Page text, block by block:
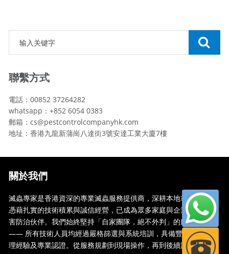
聯繫方式
電話：00852 37264282
whatsapp：+852 6054 0383
郵箱：cs@pestcontrolcompanyhk.com
地址：香港九龍新蒲崗八達街3號安達工業大廈7樓
關於我們
滅蟲專家是香港資深的專業滅蟲服務提供商，深耕本地市場多年，
憑藉扎實的技術積累與誠信經營，已成為眾多家庭與企業信賴的蟲
害防治伙伴。我們始終堅持「自家團隊，絕不外判」的服務承諾
—— 所有技術人員均經過嚴格篩選與系統培訓，具備豐富的現場處
理經驗及專業認證。從服務規劃到現場操作，再到後續跟蹤，全...